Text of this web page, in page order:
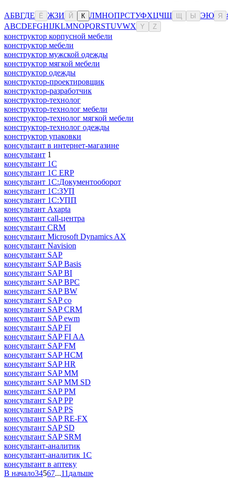
АБВГДЕ Ё ЖЗИ Й К ЛМНОПРСТУФХЦЧШ Ы ЭЮ Я
ABCDEFGHIJKLMNOPQRSTUVWX Y Z
конструктор корпусной мебели
конструктор мебели
конструктор мужской одежды
конструктор мягкой мебели
конструктор одежды
конструктор-проектировщик
конструктор-разработчик
конструктор-технолог
конструктор-технолог мебели
конструктор-технолог мягкой мебели
конструктор-технолог одежды
конструктор упаковки
консультaнт в интернет-мaгазине
консультант 1
консультант 1С
консультант 1С ERP
консультант 1С:Документооборот
консультант 1С:ЗУП
консультант 1С:УПП
консультант Axapta
консультант call-центра
консультант CRM
консультант Microsoft Dynamics AX
консультант Navision
консультант SAP
консультант SAP Basis
консультант SAP BI
консультант SAP BPC
консультант SAP BW
консультант SAP co
консультант SAP CRM
консультант SAP ewm
консультант SAP FI
консультант SAP FI AA
консультант SAP FM
консультант SAP HCM
консультант SAP HR
консультант SAP MM
консультант SAP MM SD
консультант SAP PM
консультант SAP PP
консультант SAP PS
консультант SAP RE-FX
консультант SAP SD
консультант SAP SRM
консультант-аналитик
консультант-аналитик 1С
консультант в аптеку
В начало34567...11 дальше